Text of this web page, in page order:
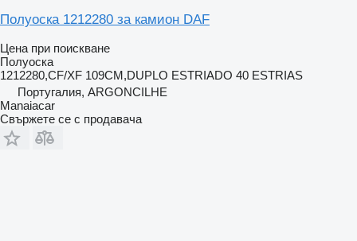
Полуоска 1212280 за камион DAF
Цена при поискване
Полуоска
1212280,CF/XF 109CM,DUPLO ESTRIADO 40 ESTRIAS
Португалия, ARGONCILHE
Manaiacar
Свържете се с продавача